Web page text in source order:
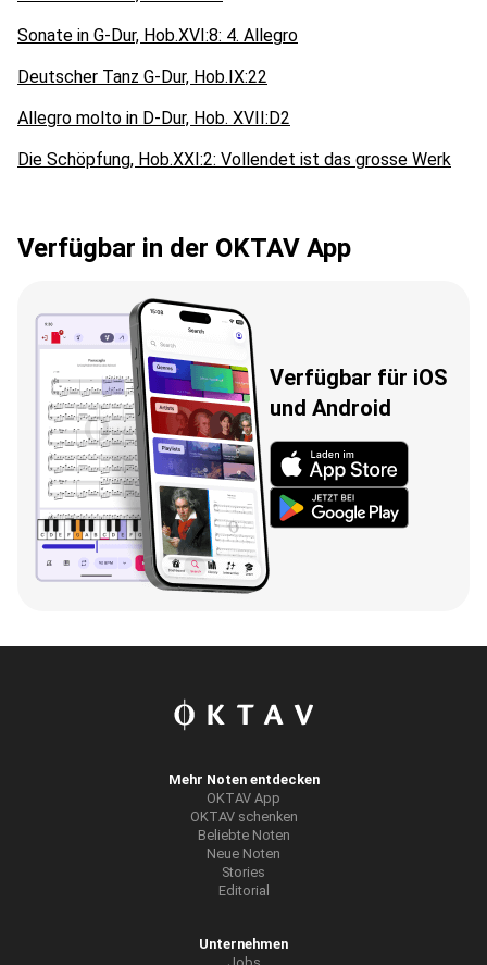
Sonate in G-Dur, Hob.XVI:8: 4. Allegro
Deutscher Tanz G-Dur, Hob.IX:22
Allegro molto in D-Dur, Hob. XVII:D2
Die Schöpfung, Hob.XXI:2: Vollendet ist das grosse Werk
Verfügbar in der OKTAV App
Verfügbar für iOS
und Android
Mehr Noten entdecken
OKTAV App
OKTAV schenken
Beliebte Noten
Neue Noten
Stories
Editorial
Unternehmen